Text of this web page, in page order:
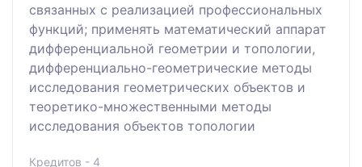
связанных с реализацией профессиональных
функций; применять математический аппарат
дифференциальной геометрии и топологии,
дифференциально-геометрические методы
исследования геометрических объектов и
теоретико-множественными методы
исследования объектов топологии
Кредитов - 4